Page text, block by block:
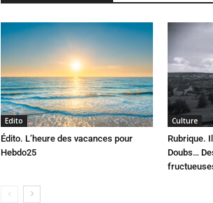
Edito
Édito. L’heure des vacances pour
Hebdo25
Culture
Rubrique.
Doubs…